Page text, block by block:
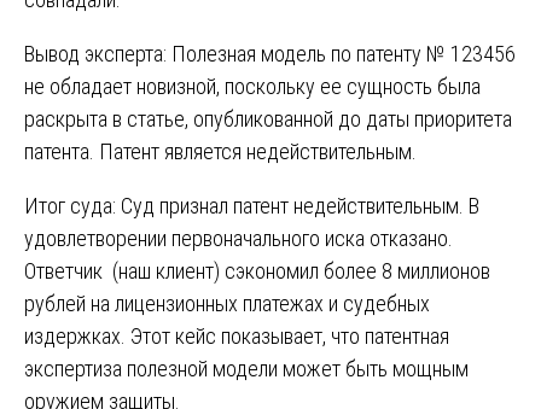
Вывод эксперта: Полезная модель по патенту № 123456
не обладает новизной, поскольку ее сущность была
раскрыта в статье, опубликованной до даты приоритета
патента. Патент является недействительным.
Итог суда: Суд признал патент недействительным. В
удовлетворении первоначального иска отказано.
Ответчик (наш клиент) сэкономил более 8 миллионов
рублей на лицензионных платежах и судебных
издержках. Этот кейс показывает, что патентная
экспертиза полезной модели может быть мощным
оружием защиты.